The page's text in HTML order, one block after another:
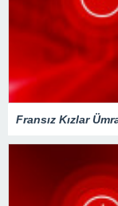
Fransız Kızlar